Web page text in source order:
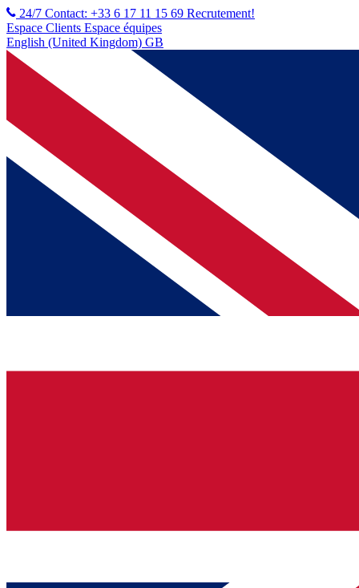
24/7 Contact: +33 6 17 11 15 69 Recrutement!
Espace Clients Espace équipes
English (United Kingdom) GB